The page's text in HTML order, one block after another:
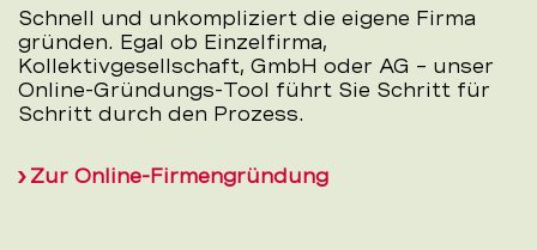
Schnell und unkompliziert die eigene Firma
gründen. Egal ob Einzelfirma,
Kollektivgesellschaft, GmbH oder AG – unser
Online-Gründungs-Tool führt Sie Schritt für
Schritt durch den Prozess.
Zur Online-Firmengründung